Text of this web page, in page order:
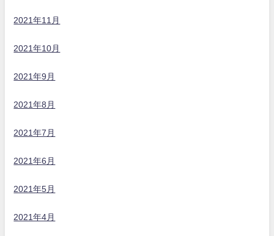
2021年11月
2021年10月
2021年9月
2021年8月
2021年7月
2021年6月
2021年5月
2021年4月